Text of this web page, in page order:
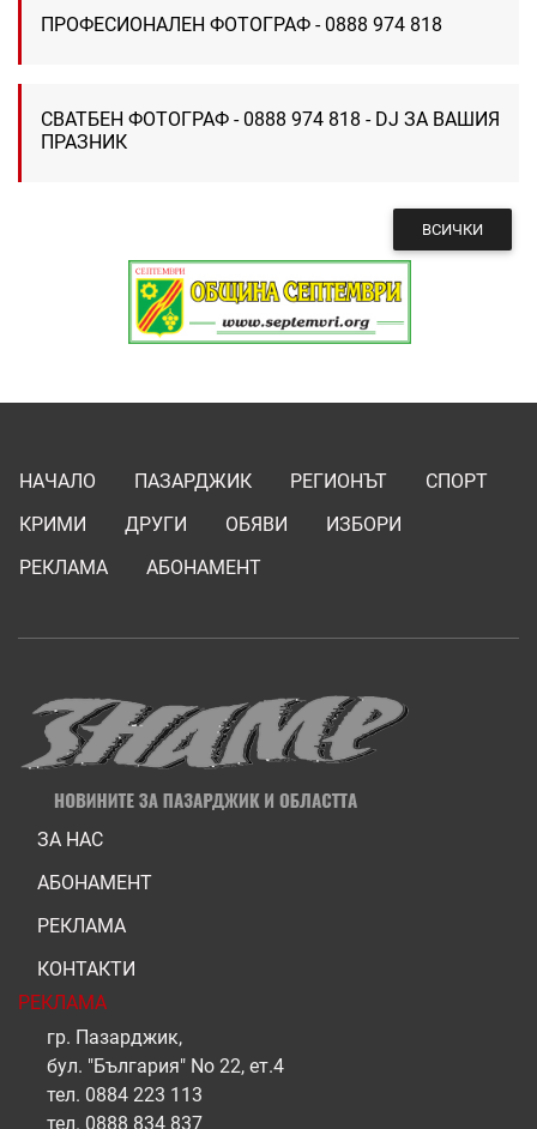
ПРОФЕСИОНАЛЕН ФОТОГРАФ - 0888 974 818
СВАТБЕН ФОТОГРАФ - 0888 974 818 - DJ ЗА ВАШИЯ
ПРАЗНИК
ВСИЧКИ
НАЧАЛО ПАЗАРДЖИК РЕГИОНЪТ
СПОРТ
КРИМИ
ДРУГИ ОБЯВИ
ИЗБОРИ
РЕКЛАМА
АБОНАМЕНТ
ЗА НАС
АБОНАМЕНТ
РЕКЛАМА
КОНТАКТИ
РЕКЛАМА
гр. Пазарджик,
бул. "България" No 22, ет.4
тел. 0884 223 113
тел. 0888 834 837